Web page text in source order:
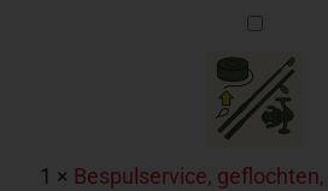
0.08,
4.9kg,
rot
1 × Bespulservice,